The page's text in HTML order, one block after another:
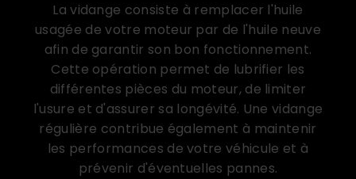
La vidange consiste à remplacer l'huile
usagée de votre moteur par de l'huile neuve
afin de garantir son bon fonctionnement.
Cette opération permet de lubrifier les
différentes pièces du moteur, de limiter
l'usure et d'assurer sa longévité. Une vidange
régulière contribue également à maintenir
les performances de votre véhicule et à
prévenir d'éventuelles pannes.